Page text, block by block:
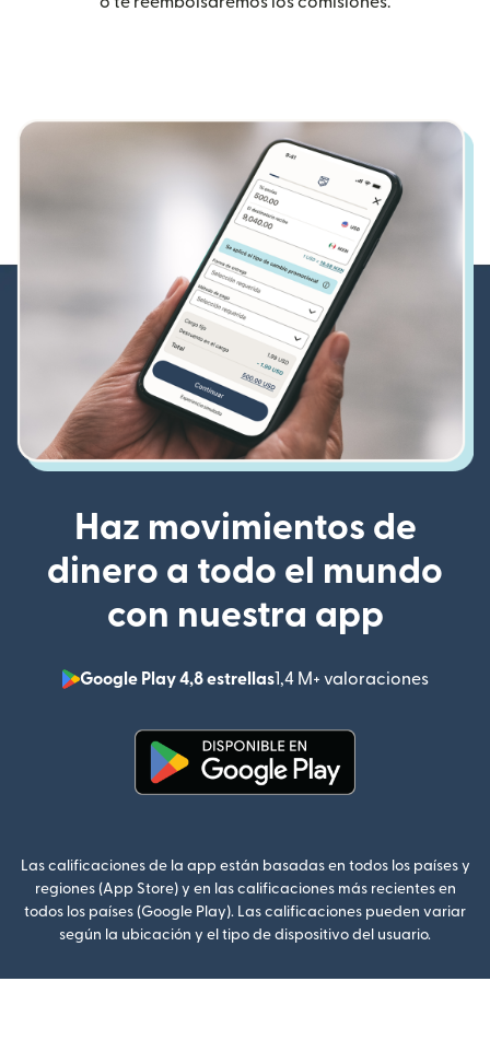
Haz movimientos de
dinero a todo el mundo
con nuestra app
Google Play 4,8 estrellas1,4 M+ valoraciones
(se
Las calificaciones de la app están basadas en todos los países y
regiones (App Store) y en las calificaciones más recientes en
todos los países (Google Play). Las calificaciones pueden variar
según la ubicación y el tipo de dispositivo del usuario.